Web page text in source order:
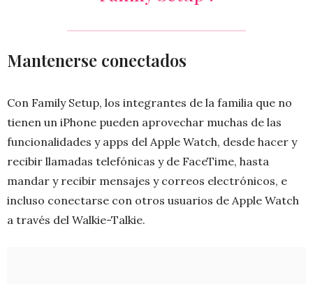
Mantenerse conectados
Con Family Setup, los integrantes de la familia que no
tienen un iPhone pueden aprovechar muchas de las
funcionalidades y apps del Apple Watch, desde hacer y
recibir llamadas telefónicas y de FaceTime, hasta
mandar y recibir mensajes y correos electrónicos, e
incluso conectarse con otros usuarios de Apple Watch
a través del Walkie-Talkie.